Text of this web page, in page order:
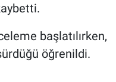
başlatılırken,
öğrenildi.